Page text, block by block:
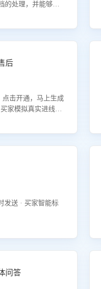
的处理，并能够基
高效管理和利用知
后
击开通，马上生成
家模拟真实进线咨
提升服务能力。
发送 · 买家智能标
问答